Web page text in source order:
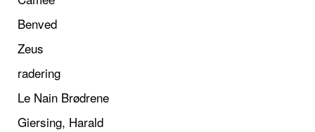
Benved
Zeus
radering
Le Nain Brødrene
Giersing, Harald